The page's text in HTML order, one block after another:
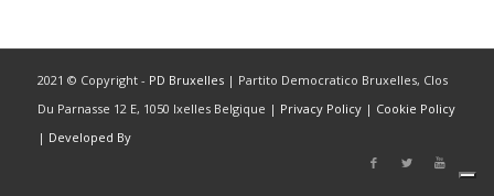
2021 © Copyright - PD Bruxelles| Partito Democratico Bruxelles, Clos
Du Parnasse 12 E, 1050 Ixelles Belgique | Privacy Policy| Cookie Policy
| Developed By